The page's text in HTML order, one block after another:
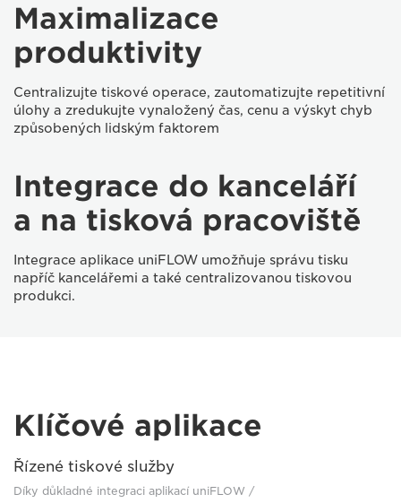
Maximalizace
produktivity
Centralizujte tiskové operace, zautomatizujte repetitivní
úlohy a zredukujte vynaložený čas, cenu a výskyt chyb
způsobených lidským faktorem
Integrace do kanceláří
a na tisková pracoviště
Integrace aplikace uniFLOW umožňuje správu tisku
napříč kancelářemi a také centralizovanou tiskovou
produkci.
Klíčové aplikace
Řízené tiskové služby
Díky důkladné integraci aplikací uniFLOW /